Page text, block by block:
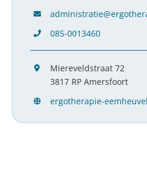
085-0013460
Miereveldstraat 72
3817 RP Amersfoort
ergotherapie-